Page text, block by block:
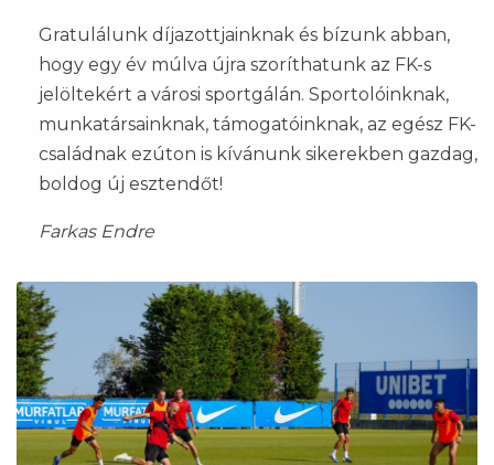
Gratulálunk díjazottjainknak és bízunk abban,
hogy egy év múlva újra szoríthatunk az FK-s
jelöltekért a városi sportgálán. Sportolóinknak,
munkatársainknak, támogatóinknak, az egész FK-
családnak ezúton is kívánunk sikerekben gazdag,
boldog új esztendőt!
Farkas Endre